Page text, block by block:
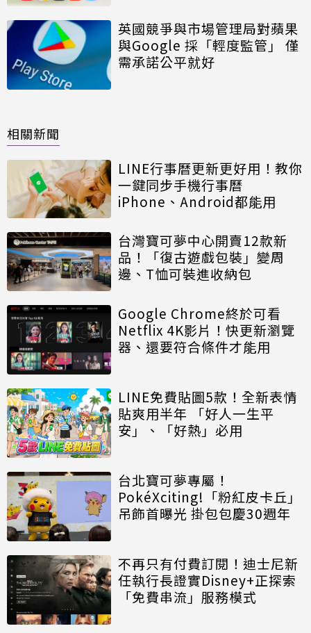
英國競爭與市場管理局對蘋果
與Google 採「輕度監管」 僅
需承諾公平就好
相關新聞
LINE行事曆更新更好用！教你
一鍵同步手機行事曆
iPhone、Android都能用
台灣寶可夢中心開賣12款新
品！「復古遊戲包裝」變周
邊、T恤可裝進收納包
Google Chrome終於可看
Netflix 4K影片！快更新瀏覽
器、還要符合條件才能用
LINE免費貼圖5款！全新表情
貼爽用半年 「好人一生平
安」、「好熱」必用
台北寶可夢專屬！
PokéXciting!「粉紅皮卡丘」
吊飾首曝光 掛包包慶30週年
不再只有付費訂閱！迪士尼新
任執行長證實Disney+正探索
「免費串流」服務模式